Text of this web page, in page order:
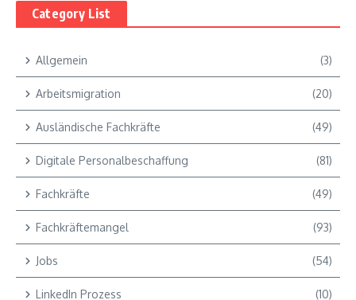
Category List
Allgemein (3)
Arbeitsmigration (20)
Ausländische Fachkräfte (49)
Digitale Personalbeschaffung (81)
Fachkräfte (49)
Fachkräftemangel (93)
Jobs (54)
LinkedIn Prozess (10)